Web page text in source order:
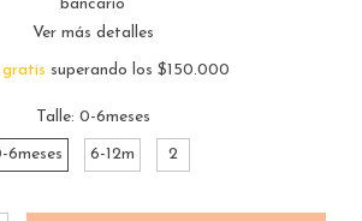
bancario
Ver más detalles
gratis superando los $150.000
Talle: 0-6meses
6meses 6-12m 2